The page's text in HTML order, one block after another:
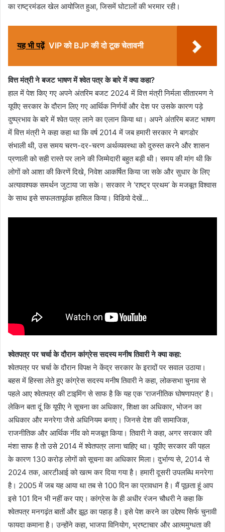
का राष्ट्रमंडल खेल आयोजित हुआ, जिसमें घोटालों की भरमार रही।
यह भी पढ़ें VIP को BJP की दो टूक चेतावनी
वित्त मंत्री ने बजट भाषण में श्वेत पत्र के बारे में क्या कहा?
हाल में पेश किए गए अपने अंतरिम बजट 2024 में वित्त मंत्री निर्मला सीतारमण ने
यूपीए सरकार के दौरान लिए गए आर्थिक निर्णयों और देश पर उसके कारण पड़े
दुष्प्रभाव के बारे में श्वेत पत्र लाने का एलान किया था। अपने अंतरिम बजट भाषण
में वित्त मंत्री ने कहा कहा था कि वर्ष 2014 में जब हमारी सरकार ने बागडोर
संभाली थी, उस समय चरण-दर-चरण अर्थव्यवस्था को दुरुस्त करने और शासन
प्रणाली को सही रास्ते पर लाने की जिम्मेदारी बहुत बड़ी थी। समय की मांग थी कि
लोगों को आशा की किरणें दिखे, निवेश आकर्षित किया जा सके और सुधार के लिए
अत्यावश्यक समर्थन जुटाया जा सके। सरकार ने ‘राष्ट्र प्रथम’ के मजबूत विश्वास
के साथ इसे सफलतापूर्वक हासिल किया। विडियो देखें…
श्वेतपत्र पर चर्चा के दौरान कांग्रेस सदस्य मनीष तिवारी ने क्या कहा:
श्वेतपत्र पर चर्चा के दौरान विपक्ष ने केंद्र सरकार के इरादों पर सवाल उठाया।
बहस में हिस्सा लेते हुए कांग्रेस सदस्य मनीष तिवारी ने कहा, लोकसभा चुनाव से
पहले आए श्वेतपत्र की टाइमिंग से साफ है कि यह एक ‘राजनीतिक घोषणापत्र’ है।
लेकिन बता दूं कि यूपीए ने सूचना का अधिकार, शिक्षा का अधिकार, भोजन का
अधिकार और मनरेगा जैसे अधिनियम बनाए। जिनसे देश की सामाजिक,
राजनीतिक और आर्थिक नींव को मजबूत किया। तिवारी ने कहा, अगर सरकार की
मंशा साफ है तो उसे 2014 में श्वेतपत्र लाना चाहिए था। यूपीए सरकार की पहल
के कारण 130 करोड़ लोगों को सूचना का अधिकार मिला। दुर्भाग्य से, 2014 से
2024 तक, आरटीआई को खत्म कर दिया गया है। हमारी दूसरी उपलब्धि मनरेगा
है। 2005 में जब यह आया था तब से 100 दिन का प्रावधान है। मैं पूछता हूं आप
इसे 101 दिन भी नहीं कर पाए। कांग्रेस के ही अधीर रंजन चौधरी ने कहा कि
श्वेतपत्र मनगढ़ंत बातों और झूठ का पहाड़ है। इसे पेश करने का उद्देश्य सिर्फ चुनावी
फायदा कमाना है। उन्होंने कहा, भाजपा विनियोग, भ्रष्टाचार और आत्ममुग्धता की